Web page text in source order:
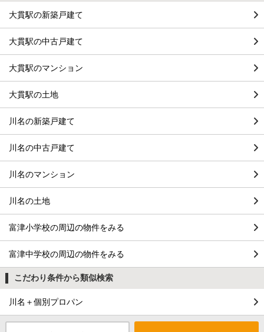
大貫駅の新築戸建て
大貫駅の中古戸建て
大貫駅のマンション
大貫駅の土地
川名の新築戸建て
川名の中古戸建て
川名のマンション
川名の土地
富津小学校の周辺の物件をみる
富津中学校の周辺の物件をみる
こだわり条件から類似検索
川名＋個別プロパン